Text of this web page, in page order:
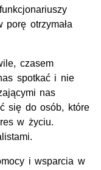
otrzymała
czasem
spotkać i nie
nas
się do osób, które
w życiu.
i wsparcia w